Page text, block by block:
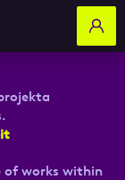
of works within
ar tevi